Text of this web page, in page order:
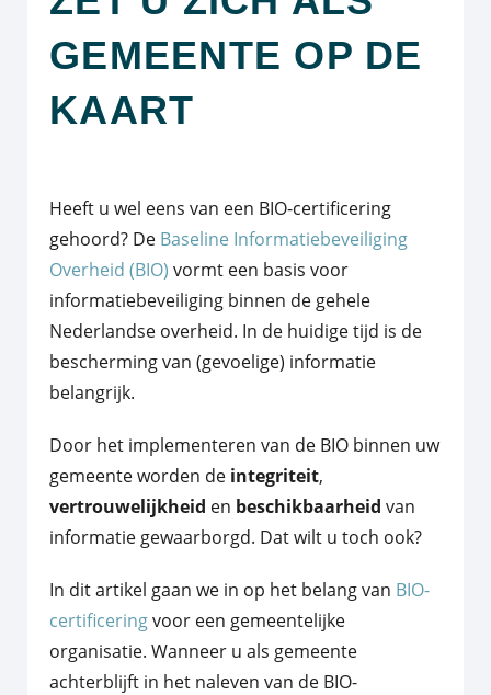
GEMEENTE OP DE
KAART
Heeft u wel eens van een BIO-certificering
gehoord? De Baseline Informatiebeveiliging
Overheid (BIO) vormt een basis voor
informatiebeveiliging binnen de gehele
Nederlandse overheid. In de huidige tijd is de
bescherming van (gevoelige) informatie
belangrijk.
Door het implementeren van de BIO binnen uw
gemeente worden de integriteit,
vertrouwelijkheid en beschikbaarheid van
informatie gewaarborgd. Dat wilt u toch ook?
In dit artikel gaan we in op het belang van BIO-
certificeringvoor een gemeentelijke
organisatie. Wanneer u als gemeente
achterblijft in het naleven van de BIO-